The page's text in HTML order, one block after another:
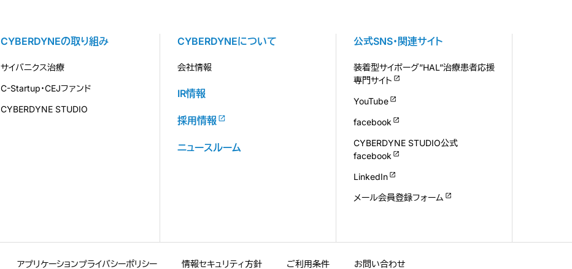
CYBERDYNEの取り組み
サイバニクス治療
C-Startup・CEJファンド
CYBERDYNE STUDIO
CYBERDYNEについて
会社情報
IR情報
採用情報
ニュースルーム
公式SNS・関連サイト
装着型サイボーグ”HAL”治療患者応援
専門サイト
YouTube
facebook
CYBERDYNE STUDIO公式
facebook
LinkedIn
メール会員登録フォーム
アプリケーションプライバシーポリシー 情報セキュリティ方針 ご利用条件 お問い合わせ